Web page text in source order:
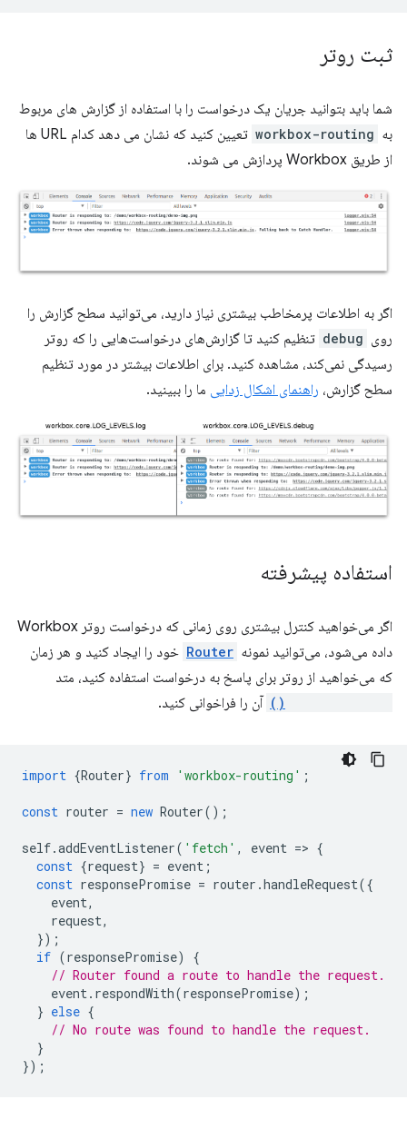
ثبت روتر
شما باید بتوانید جریان یک درخواست را با استفاده از گزارش های مربوط
به workbox-routing
تعیین کنید که نشان می دهد کدام URL ها
از طریق Workbox پردازش می شوند.
اگر به اطلاعات پرمخاطب بیشتری نیاز دارید، می‌توانید سطح گزارش را
روی debug تنظیم کنید تا گزارش‌های درخواست‌هایی را که روتر
رسیدگی نمی‌کند، مشاهده کنید. برای اطلاعات بیشتر در مورد تنظیم
سطح گزارش، راهنمای اشکال زدایی ما را ببینید.
استفاده پیشرفته
اگر می‌خواهید کنترل بیشتری روی زمانی که درخواست روتر Workbox
داده می‌شود، می‌توانید نمونه Router خود را ایجاد کنید و هر زمان
که می‌خواهید از روتر برای پاسخ به درخواست استفاده کنید، متد
آن را فراخوانی کنید.
import {Router} from 'workbox-routing' ;
const router = new Router();
self.addEventListener( 'fetch' , event => {
const {request} = event ;
const responsePromise = router .handleRequest({
event,
request,
});
if (responsePromise)
{
// Router found a route to handle the request.
event. respondWith(responsePromise);
} else {
// No route was found to handle the request.
}
});